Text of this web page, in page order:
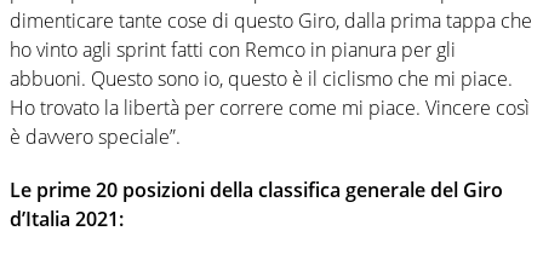
dimenticare tante cose di questo Giro, dalla prima tappa che
ho vinto agli sprint fatti con Remco in pianura per gli
abbuoni. Questo sono io, questo è il ciclismo che mi piace.
Ho trovato la libertà per correre come mi piace. Vincere così
è davvero speciale”.
Le prime 20 posizioni della classifica generale del Giro
d’Italia 2021: